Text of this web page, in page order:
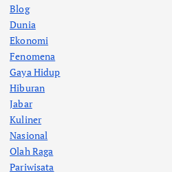
Blog
Dunia
Ekonomi
Fenomena
Gaya Hidup
Hiburan
Jabar
Kuliner
Nasional
Olah Raga
Pariwisata